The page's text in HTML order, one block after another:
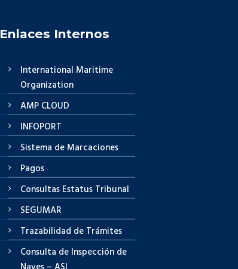
Enlaces Internos
International Maritime
Organization
AMP CLOUD
INFOPORT
Sistema de Marcaciones
Pagos
Consultas Estatus Tribunal
SEGUMAR
Trazabilidad de Trámites
Consulta de Inspección de